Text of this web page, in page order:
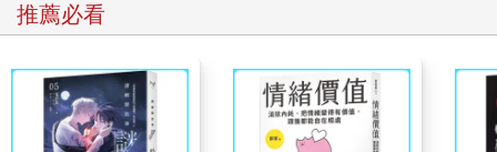
裡，在交易時的眼神裡，在價格與客流的選擇裡，代代傳承，廝
殺中從不手軟。
「不好意思，你要聽我把話講完，剛剛那三句每個人都會，最大
的招數，是接下來我要跟你說的後面兩句。」
皓子眼神帶著笑意看向我。
我尷尬著笑，而皓子好像很喜歡這種尷尬。我當然很想知道後面
推薦必看